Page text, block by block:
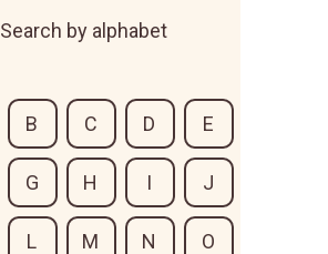
Search by alphabet
B C D E
G H I J
L M N O